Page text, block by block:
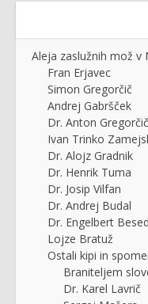
Aleja zaslužnih mož v
Fran Erjavec
Simon Gregorčič
Andrej Gabršček
Dr. Anton Gregorčič
Ivan Trinko
Dr. Alojz Gradnik
Dr. Henrik Tuma
Dr. Josip Vilfan
Dr. Andrej Budal
Dr. Engelbert
Lojze Bratuž
Ostali kipi in
Braniteljem
Dr. Karel Lavrič